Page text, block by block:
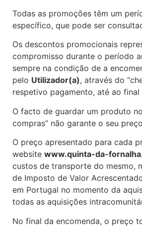
Todas as promoções têm um
específico, que pode ser
Os descontos promocionais
compromisso durante o período
sempre na condição de a
pelo Utilizador(a), através do
respetivo pagamento, até ao final
O facto de guardar um produto
compras” não garante o seu
O preço apresentado para cada
website www.quinta-da-
custos de transporte do mesmo,
de Imposto de Valor
em Portugal no momento da
todas as aquisições
No final da encomenda, o preço